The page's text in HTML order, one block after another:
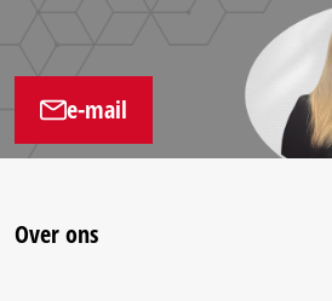
e-mail
Over ons